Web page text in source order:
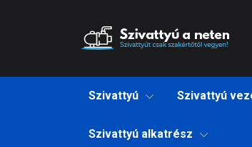
Szivattyú Szivattyú
Szivattyú alkatrész